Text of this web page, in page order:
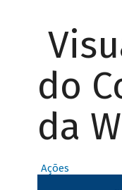
do
da
Ações